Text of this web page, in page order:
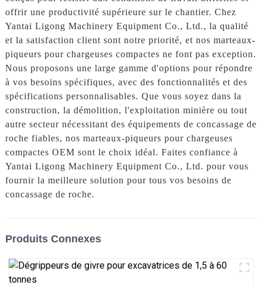
offrir une productivité supérieure sur le chantier. Chez
Yantai Ligong Machinery Equipment Co., Ltd., la qualité
et la satisfaction client sont notre priorité, et nos marteaux-
piqueurs pour chargeuses compactes ne font pas exception.
Nous proposons une large gamme d'options pour répondre
à vos besoins spécifiques, avec des fonctionnalités et des
spécifications personnalisables. Que vous soyez dans la
construction, la démolition, l'exploitation minière ou tout
autre secteur nécessitant des équipements de concassage de
roche fiables, nos marteaux-piqueurs pour chargeuses
compactes OEM sont le choix idéal. Faites confiance à
Yantai Ligong Machinery Equipment Co., Ltd. pour vous
fournir la meilleure solution pour tous vos besoins de
concassage de roche.
Produits Connexes